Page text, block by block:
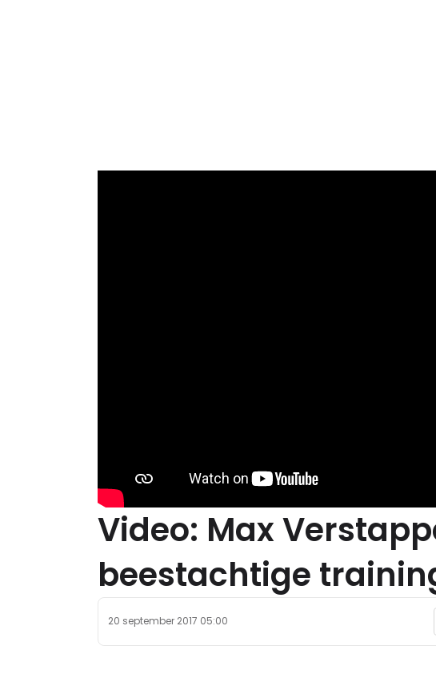
Video: Max
beestachtige
20 september 2017 05:00